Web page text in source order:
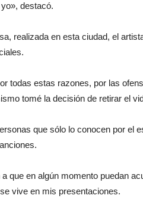
destacó.
realizada en esta ciudad, el
todas estas razones, por las
tomé la decisión de retirar el
que sólo lo conocen por el
que en algún momento puedan
vive en mis presentaciones.